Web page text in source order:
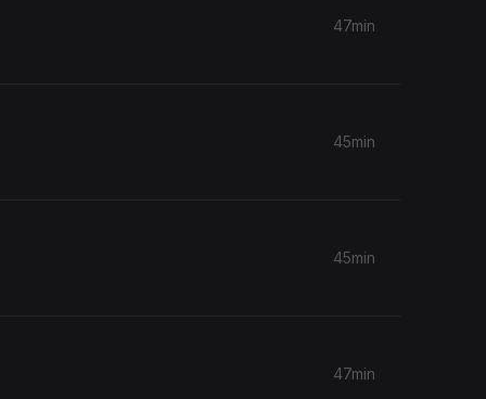
47min
45min
45min
47min